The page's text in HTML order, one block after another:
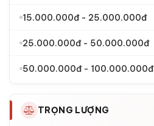
15.000.000đ - 25.000.000đ
25.000.000đ - 50.000.000đ
50.000.000đ - 100.000.000đ
TRỌNG LƯỢNG